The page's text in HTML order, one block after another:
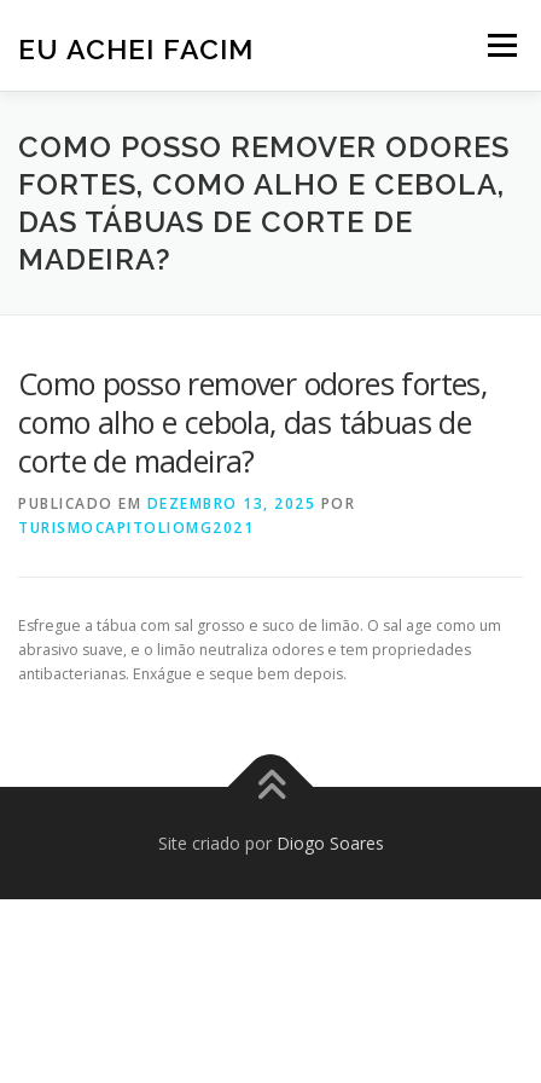
EU ACHEI FACIM Menu
COMO POSSO REMOVER ODORES
FORTES, COMO ALHO E CEBOLA,
DAS TÁBUAS DE CORTE DE
MADEIRA?
Como posso remover odores fortes,
como alho e cebola, das tábuas de
corte de madeira?
PUBLICADO EM DEZEMBRO 13, 2025 POR
TURISMOCAPITOLIOMG2021
Esfregue a tábua com sal grosso e suco de limão. O sal age como um
abrasivo suave, e o limão neutraliza odores e tem propriedades
antibacterianas. Enxágue e seque bem depois.
Site criado por Diogo Soares